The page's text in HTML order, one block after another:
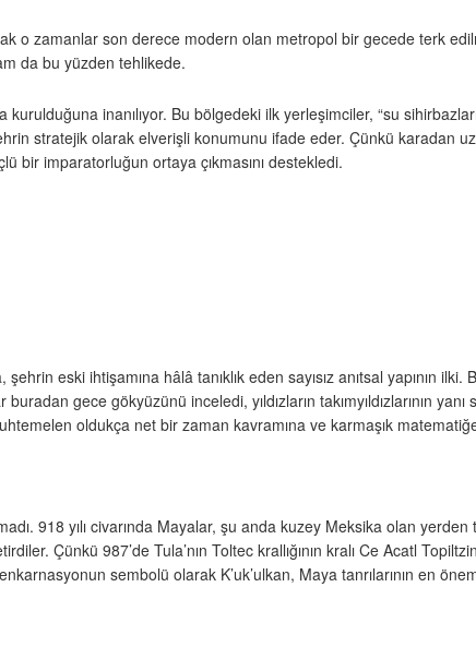
o zamanlar son derece modern olan metropol bir gecede terk
da bu yüzden tehlikede.
inanılıyor. Bu bölgedeki ilk yerleşimciler, “su
stratejik olarak elverişli konumunu ifade eder. Çünkü karadan
bir imparatorluğun ortaya çıkmasını destekledi.
eski ihtişamına hâlâ tanıklık eden sayısız anıtsal yapının
gece gökyüzünü inceledi, yıldızların takımyıldızlarının
oldukça net bir zaman kavramına ve karmaşık
918 yılı civarında Mayalar, şu anda kuzey Meksika olan
Çünkü 987’de Tula’nın Toltec krallığının kralı Ce Acatl
sembolü olarak K’uk’ulkan, Maya tanrılarının en